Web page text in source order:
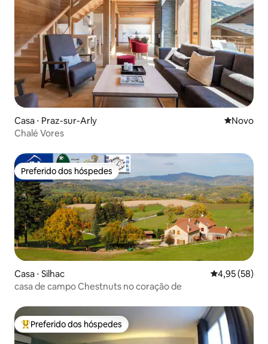
Casa ⋅ Praz-sur-Arly Novo
Novo
Chalé Vores
Preferido dos hóspedes
Preferido dos hóspedes
Casa ⋅ Silhac 4,95 de uma
4,95 (58)
casa de campo Chestnuts no coração de
Entre os melhores preferidos dos hóspedes
Preferido dos hóspedes